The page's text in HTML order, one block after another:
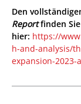
Den
Reportfinden
hier: https://
h-and-analysis/
expansion-